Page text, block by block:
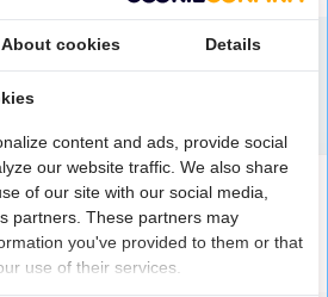
voor jou
About cookies Details
content and ads, provide social
our website traffic. We also share
of our site with our social media,
partners. These partners may
you've provided to them or that
use of their services.